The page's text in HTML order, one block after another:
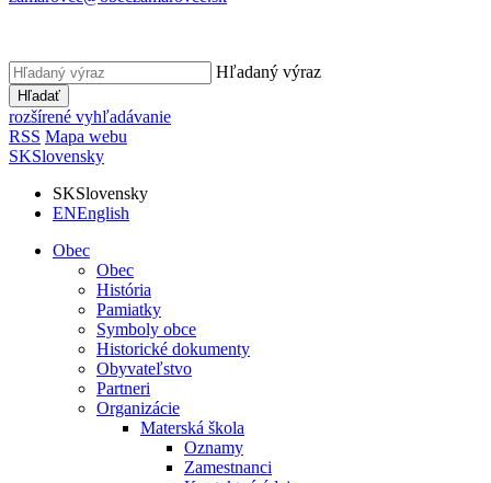
Hľadaný výraz
Hľadať
rozšírené vyhľadávanie
RSS Mapa webu
SKSlovensky
SKSlovensky
ENEnglish
Obec
Obec
História
Pamiatky
Symboly obce
Historické dokumenty
Obyvateľstvo
Partneri
Organizácie
Materská škola
Oznamy
Zamestnanci